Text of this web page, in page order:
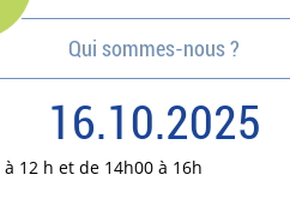
Qui sommes-nous ?
16.10.2025
12 h et de 14h00 à 16h